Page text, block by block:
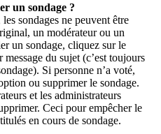
un sondage ?
sondages ne peuvent être
un modérateur ou un
un sondage, cliquez sur le
du sujet (c’est toujours
Si personne n’a voté,
ou supprimer le sondage.
et les administrateurs
Ceci pour empêcher le
en cours de sondage.